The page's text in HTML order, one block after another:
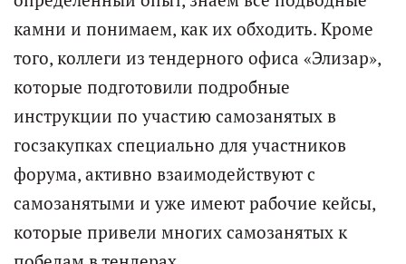
камни и понимаем, как их обходить. Кроме
того, коллеги из тендерного офиса «Элизар»,
которые подготовили подробные
инструкции по участию самозанятых в
госзакупках специально для участников
форума, активно взаимодействуют с
самозанятыми и уже имеют рабочие кейсы,
которые привели многих самозанятых к